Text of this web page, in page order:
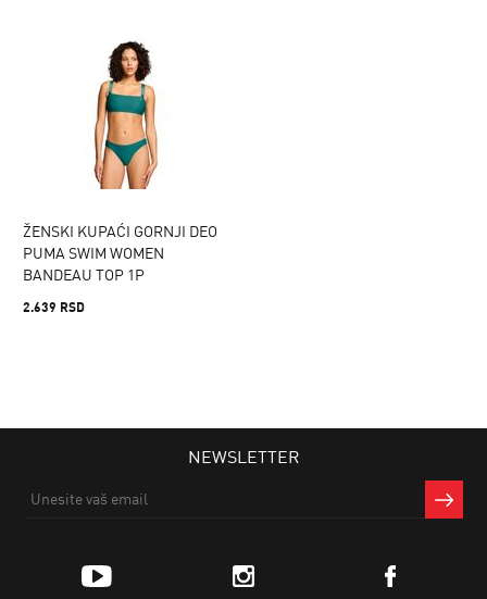
ŽENSKI KUPAĆI GORNJI DEO
PUMA SWIM WOMEN
BANDEAU TOP 1P
2.639 RSD
NEWSLETTER